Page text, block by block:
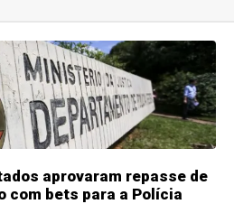
aprovaram repasse de
com bets para a Polícia